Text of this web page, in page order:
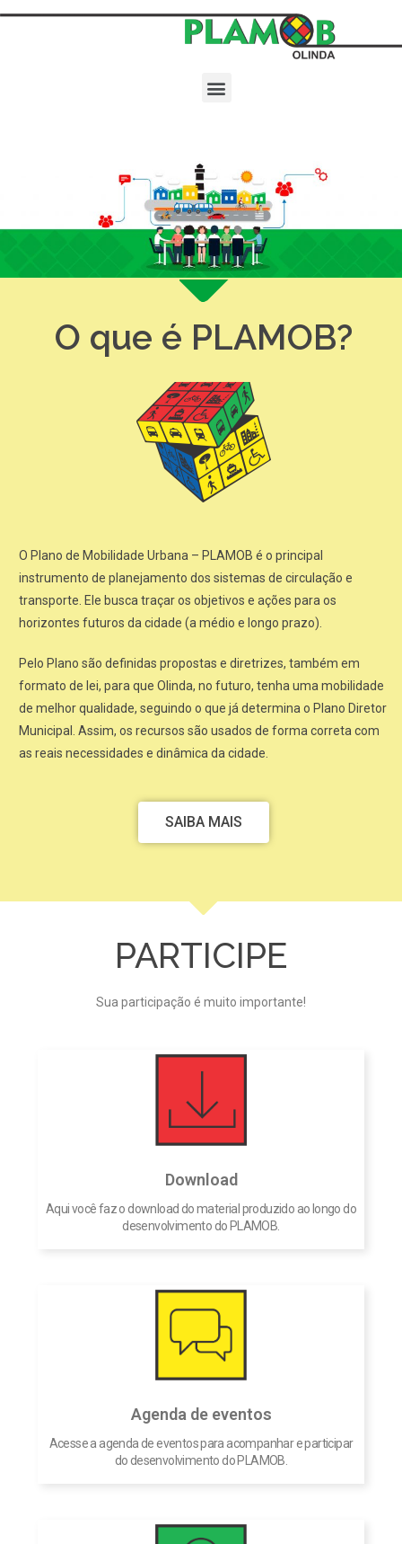
O que é PLAMOB?
O Plano de Mobilidade Urbana – PLAMOB é o principal
instrumento de planejamento dos sistemas de circulação e
transporte. Ele busca traçar os objetivos e ações para os
horizontes futuros da cidade (a médio e longo prazo).
Pelo Plano são definidas propostas e diretrizes, também em
formato de lei, para que Olinda, no futuro, tenha uma mobilidade
de melhor qualidade, seguindo o que já determina o Plano Diretor
Municipal. Assim, os recursos são usados de forma correta com
as reais necessidades e dinâmica da cidade.
SAIBA MAIS
PARTICIPE
Sua participação é muito importante!
Download
Aqui você faz o download do material produzido ao longo do
desenvolvimento do PLAMOB.
Agenda de eventos
Acesse a agenda de eventos para acompanhar e participar
do desenvolvimento do PLAMOB.